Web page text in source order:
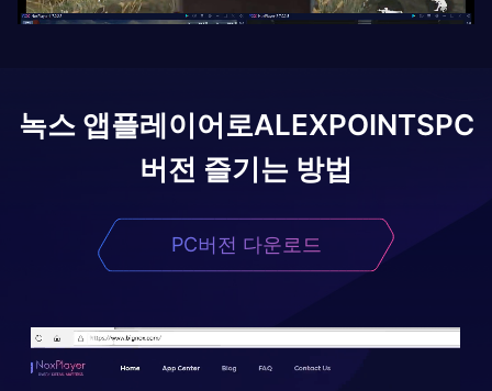
녹스 앱플레이어로ALEXPOINTSPC
버전 즐기는 방법
PC버전 다운로드